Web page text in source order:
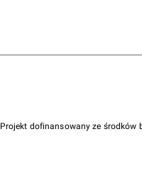
Projekt dofinansowany ze środków